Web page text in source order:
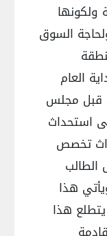
ولكونها
السوق
العام
من قبل مجلس
استحداث
تخصص
الطالب
هذا
هذا